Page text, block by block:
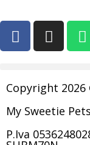
Copyright
My Sweetie
P.Iva